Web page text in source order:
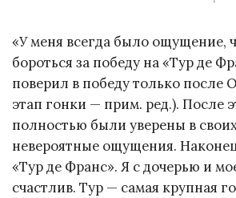
«У меня всегда было ощущение,
бороться за победу на «Тур де
поверил в победу только после
этап гонки — прим. ред.). После
полностью были уверены в
невероятные ощущения.
«Тур де Франс». Я с дочерью и
счастлив. Тур — самая крупная